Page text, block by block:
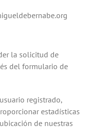
la solicitud de
del formulario de
registrado,
estadísticas
de nuestras